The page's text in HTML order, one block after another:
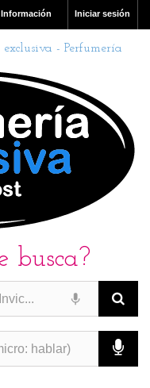
Iniciar sesión
Información
- Perfumería
busca?